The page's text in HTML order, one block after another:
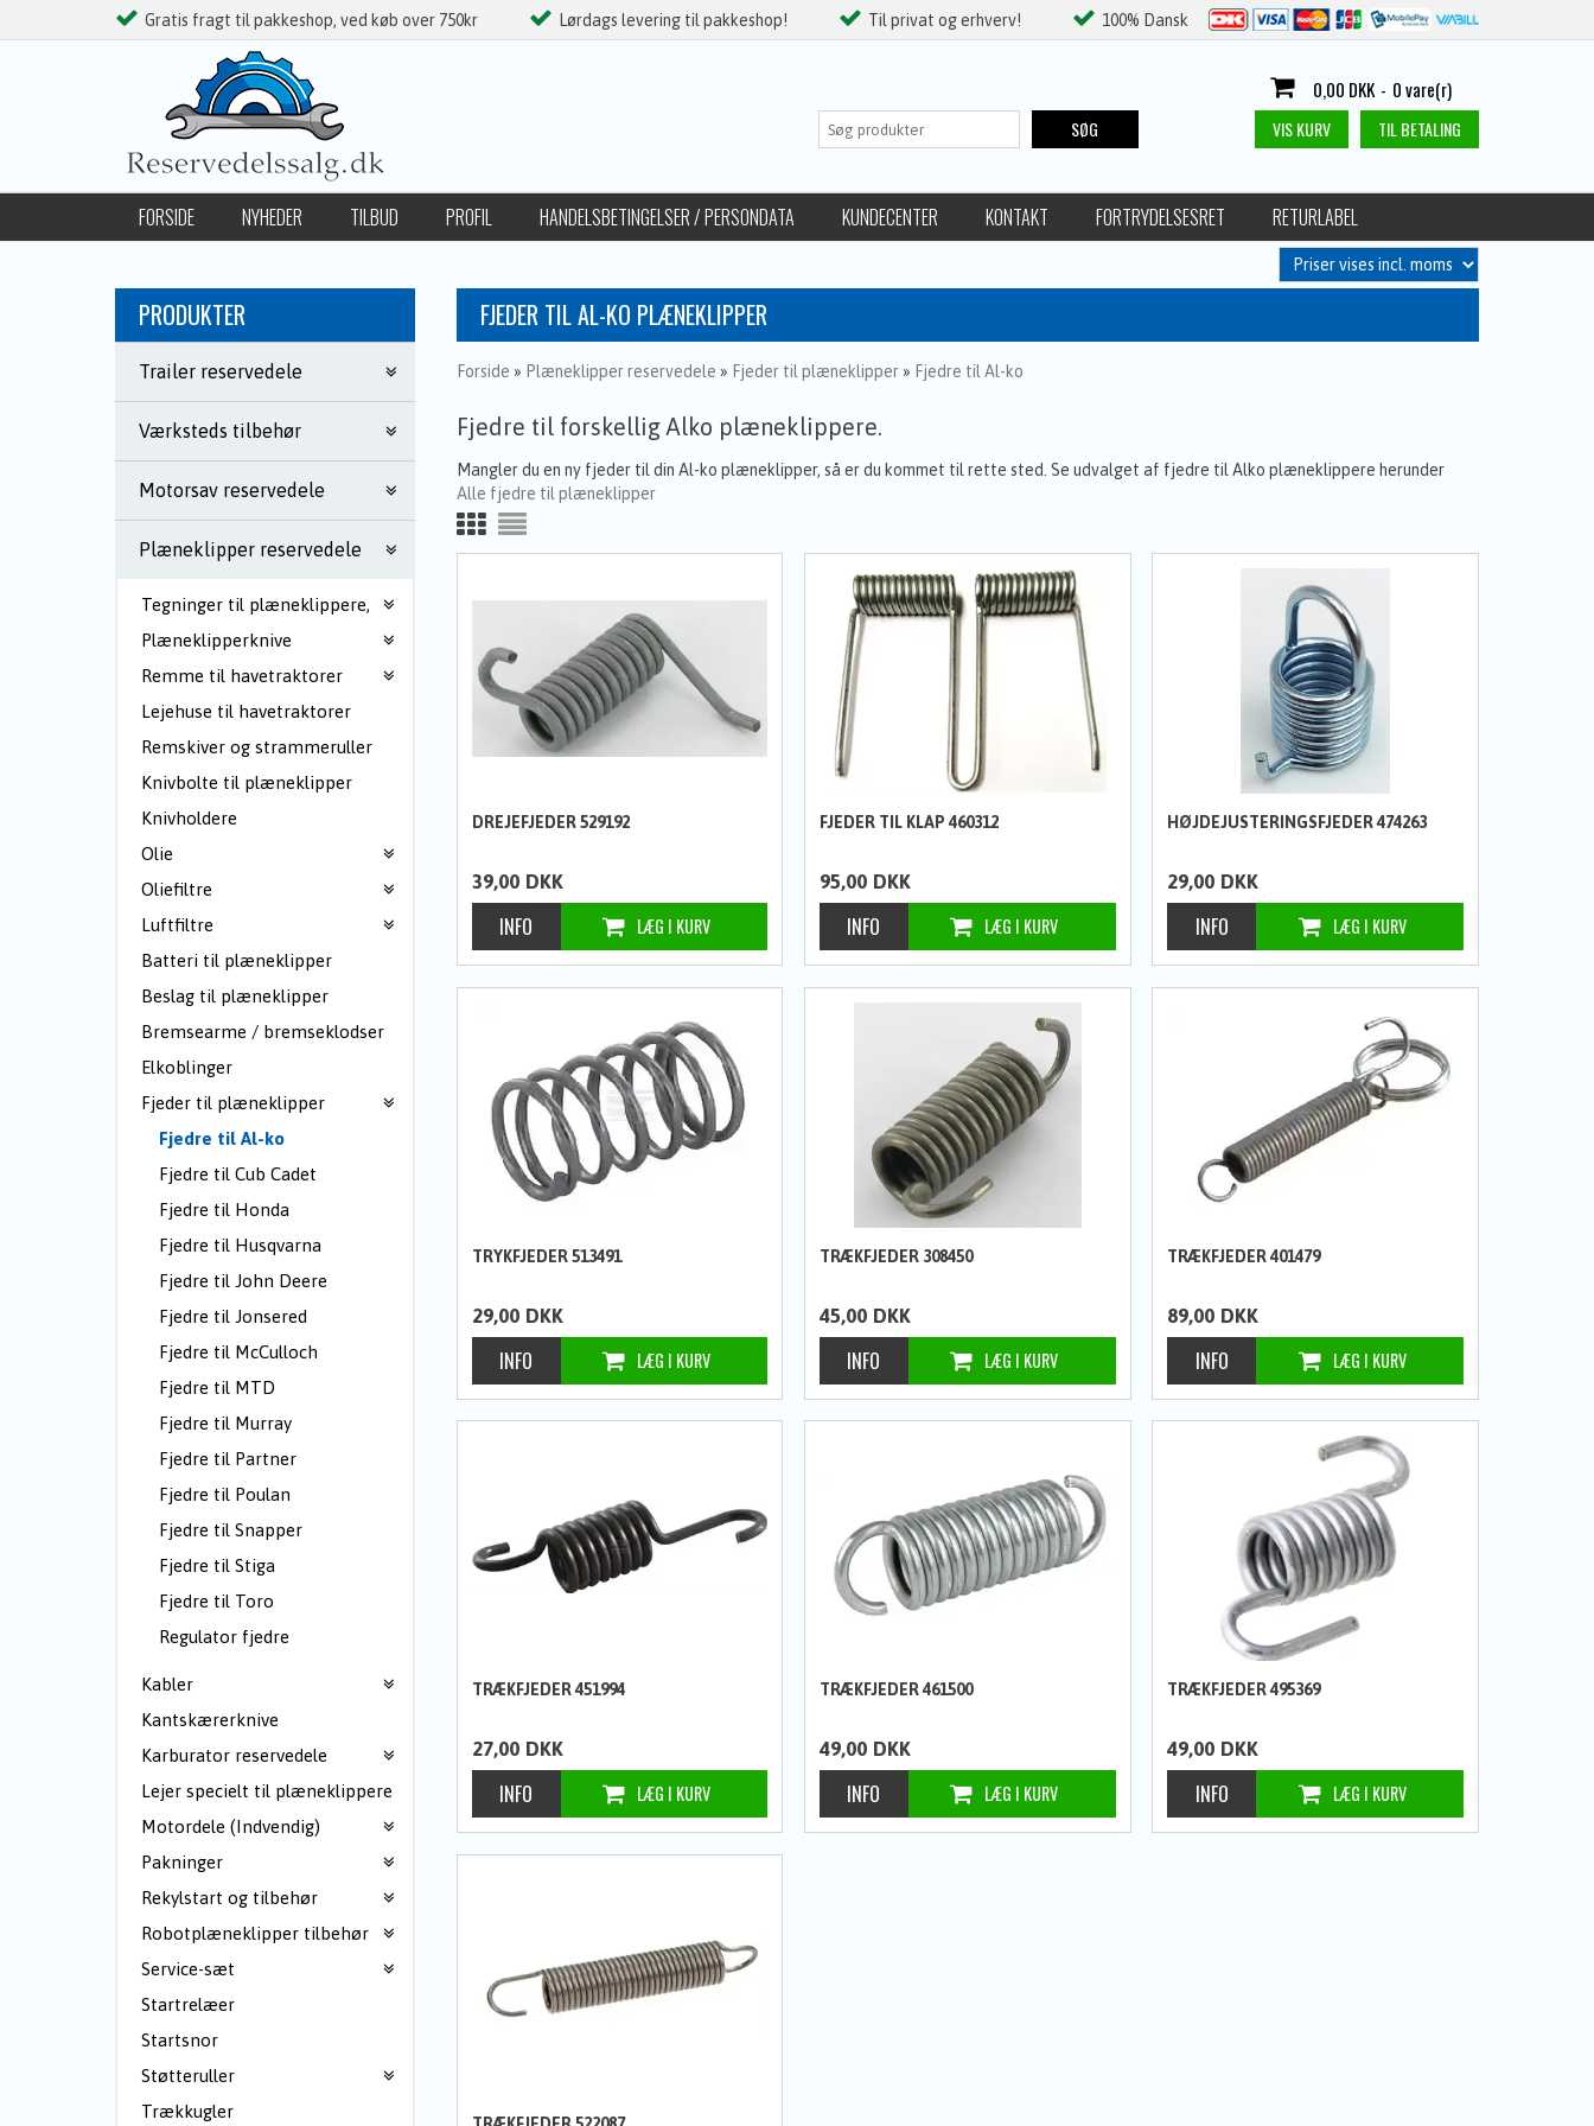
Gratis fragt til pakkeshop, ved køb over 750kr Lørdags levering til pakkeshop! Til privat og erhverv! 100% Dansk
0,00 DKK - 0 vare(r)
VIS KURV TIL BETALING
FORSIDE NYHEDER TILBUD PROFIL HANDELSBETINGELSER / PERSONDATA KUNDECENTER KONTAKT FORTRYDELSESRET
RETURLABEL
SØG
PRODUKTER
Trailer reservedele
Værksteds tilbehør
Motorsav reservedele
Plæneklipper reservedele
Tegninger til plæneklippere,
Plæneklipperknive
Remme til havetraktorer
Lejehuse til havetraktorer
Remskiver og strammeruller
Knivbolte til plæneklipper
Knivholdere
Olie
Oliefiltre
Luftfiltre
Batteri til plæneklipper
Beslag til plæneklipper
Bremsearme / bremseklodser
Elkoblinger
Fjeder til plæneklipper
Fjedre til Al-ko
Fjedre til Cub Cadet
Fjedre til Honda
Fjedre til Husqvarna
Fjedre til John Deere
Fjedre til Jonsered
Fjedre til McCulloch
Fjedre til MTD
Fjedre til Murray
Fjedre til Partner
Fjedre til Poulan
Fjedre til Snapper
Fjedre til Stiga
Fjedre til Toro
Regulator fjedre
Kabler
Kantskærerknive
Karburator reservedele
Lejer specielt til plæneklippere
Motordele (Indvendig)
Pakninger
Rekylstart og tilbehør
Robotplæneklipper tilbehør
Service-sæt
Startrelæer
Startsnor
Støtteruller
Trækkugler
FJEDER TIL AL-KO PLÆNEKLIPPER
Forside » Plæneklipper reservedele » Fjeder til plæneklipper» Fjedre til Al-ko
Fjedre til forskellig Alko plæneklippere.
Mangler du en ny fjeder til din Al-ko plæneklipper, så er du kommet til rette sted. Se udvalget af fjedre til Alko plæneklippere herunder
Alle fjedre til plæneklipper
DREJEFJEDER 529192
39,00 DKK
FJEDER TIL KLAP 460312
95,00 DKK
HØJDEJUSTERINGSFJEDER 474263
29,00 DKK
TRYKFJEDER 513491
29,00 DKK
TRÆKFJEDER 308450
45,00 DKK
TRÆKFJEDER 401479
89,00 DKK
TRÆKFJEDER 451994
27,00 DKK
TRÆKFJEDER 461500
49,00 DKK
TRÆKFJEDER 495369
49,00 DKK